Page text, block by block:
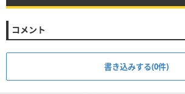
コメント
書き込みする(0件)